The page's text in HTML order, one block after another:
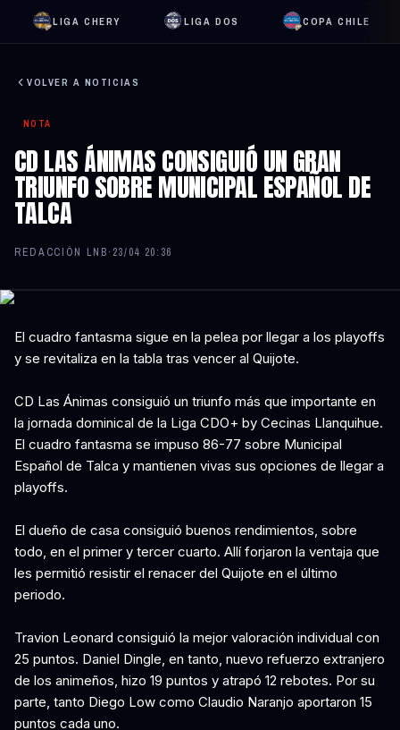
LIGA CHERY LIGA DOS COPA CHILE
VOLVER A NOTICIAS
NOTA
CD LAS ÁNIMAS CONSIGUIÓ UN GRAN
TRIUNFO SOBRE MUNICIPAL ESPAÑOL DE
TALCA
REDACCIÓN LNB· 23/04 20:36
El cuadro fantasma sigue en la pelea por llegar a los playoffs
y se revitaliza en la tabla tras vencer al Quijote.
CD Las Ánimas consiguió un triunfo más que importante en
la jornada dominical de la Liga CDO+ by Cecinas Llanquihue.
El cuadro fantasma se impuso 86-77 sobre Municipal
Español de Talca y mantienen vivas sus opciones de llegar a
playoffs.
El dueño de casa consiguió buenos rendimientos, sobre
todo, en el primer y tercer cuarto. Allí forjaron la ventaja que
les permitió resistir el renacer del Quijote en el último
periodo.
Travion Leonard consiguió la mejor valoración individual con
25 puntos. Daniel Dingle, en tanto, nuevo refuerzo extranjero
de los animeños, hizo 19 puntos y atrapó 12 rebotes. Por su
parte, tanto Diego Low como Claudio Naranjo aportaron 15
puntos cada uno.